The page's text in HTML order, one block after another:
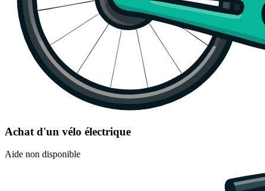
Achat d'un vélo électrique
Aide non disponible